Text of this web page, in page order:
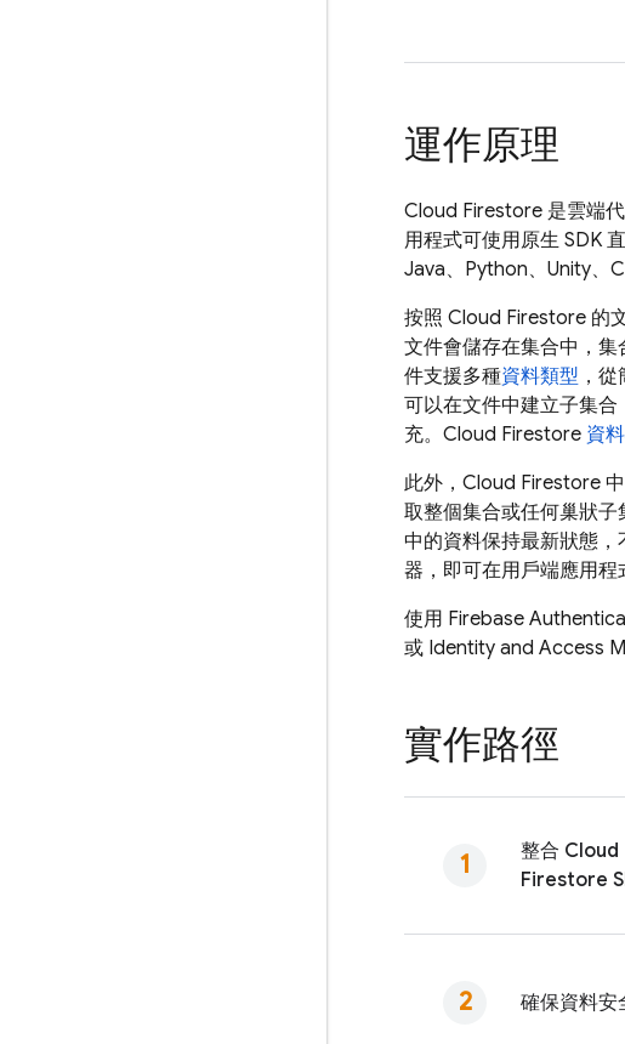
運作原理
Cloud Firestore 是雲端
用程式可使用原生 SDK 直
Java、Python、Unity、
按照 Cloud Firestore 的
文件會儲存在集合中，
件支援多種資料類型 ，
可以在文件中建立子集
充。 Cloud Firestore 資
此外， Cloud Firestore
取整個集合或任何巢狀
中的資料保持最新狀態
器，即可在用戶端應用程
使用 Firebase
或 Identity and Access
實作路徑
整合 Cloud
Firestore
確保資料安